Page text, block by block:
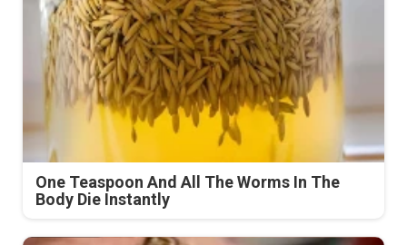
One Teaspoon And All The Worms In The
Body Die Instantly